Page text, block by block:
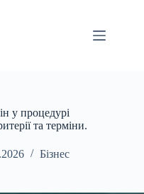
у процедурі
та терміни.
Бізнес